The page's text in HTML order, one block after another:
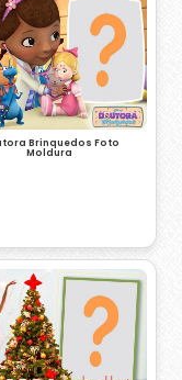
Brinquedos Foto
Moldura